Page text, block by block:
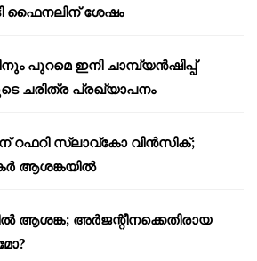
ഫൈനലിന് ശേഷം
പുറമെ ഇനി ചാമ്പ്യൻഷിപ്പ്
ചരിത്ര പ്രഖ്യാപനം
റഫറി സ്ലാവ്‌കോ വിൻസിക്;
ആശങ്കയിൽ
ആശങ്ക; അർജന്റീനക്കെതിരായ